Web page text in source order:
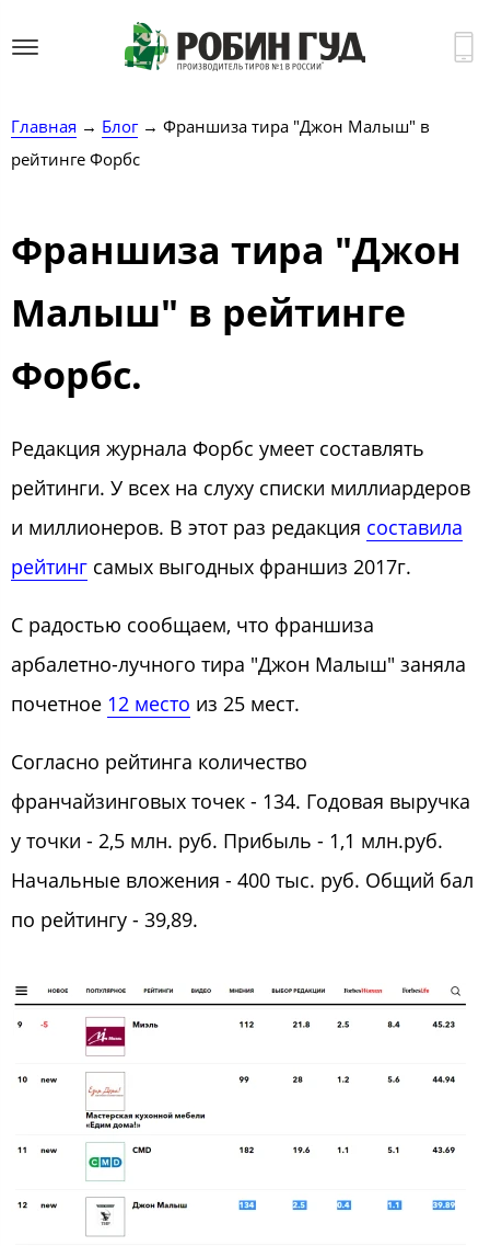
Главная → Блог→ Франшиза тира "Джон Малыш" в
рейтинге Форбс
Франшиза тира "Джон
Малыш" в рейтинге
Форбс.
Редакция журнала Форбс умеет составлять
рейтинги. У всех на слуху списки миллиардеров
и миллионеров. В этот раз редакция составила
рейтинг самых выгодных франшиз 2017г.
С радостью сообщаем, что франшиза
арбалетно-лучного тира "Джон Малыш" заняла
почетное 12 место из 25 мест.
Согласно рейтинга количество
франчайзинговых точек - 134. Годовая выручка
у точки - 2,5 млн. руб. Прибыль - 1,1 млн.руб.
Начальные вложения - 400 тыс. руб. Общий бал
по рейтингу - 39,89.